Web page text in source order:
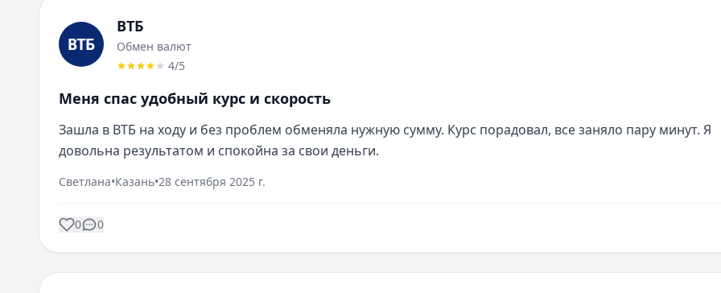
ВТБ
Обмен валют
4/5
Меня спас удобный курс и скорость
Зашла в ВТБ на ходу и без проблем обменяла нужную сумму. Курс порадовал, все заняло пару минут. Я
довольна результатом и спокойна за свои деньги.
Светлана•Казань•28 сентября 2025 г.
0 0